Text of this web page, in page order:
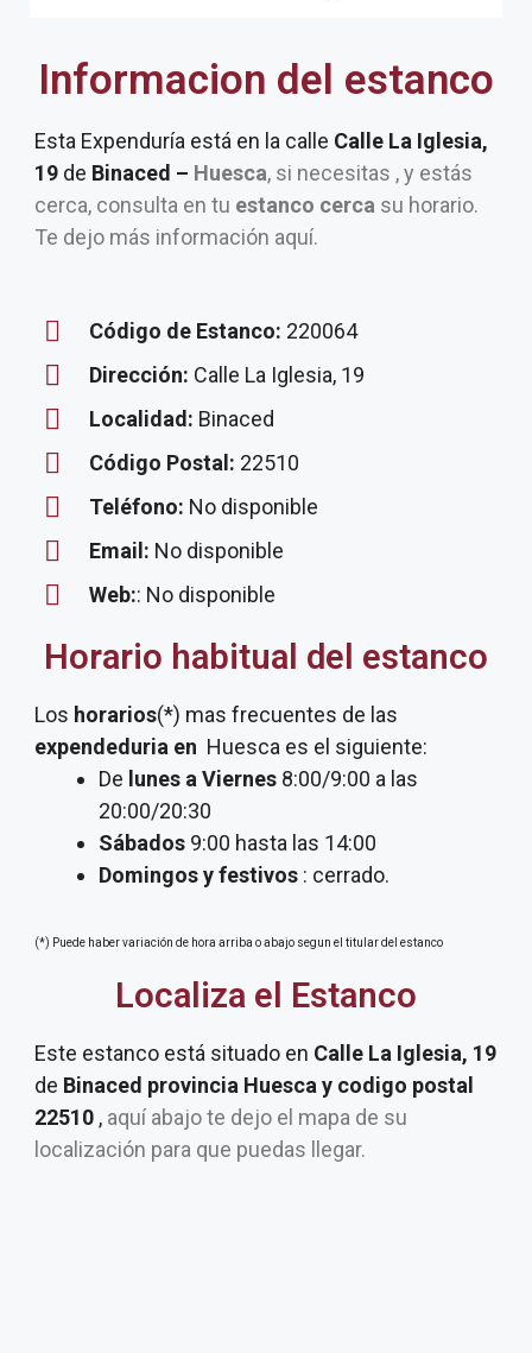
Informacion del estanco
Esta Expenduría está en la calle Calle La Iglesia,
19 de Binaced – Huesca, si necesitas , y estás
cerca, consulta en tu estanco cerca su horario.
Te dejo más información aquí.
Código de Estanco: 220064
Dirección: Calle La Iglesia, 19
Localidad: Binaced
Código Postal: 22510
Teléfono: No disponible
Email: No disponible
Web:: No disponible
Horario habitual del estanco
Los horarios(*) mas frecuentes de las
expendeduria en Huesca es el siguiente:
De lunes a Viernes 8:00/9:00 a las
20:00/20:30
Sábados 9:00 hasta las 14:00
Domingos y festivos : cerrado.
(*) Puede haber variación de hora arriba o abajo segun el titular del estanco
Localiza el Estanco
Este estanco está situado en Calle La Iglesia, 19
de Binaced provincia Huesca y codigo postal
22510 , aquí abajo te dejo el mapa de su
localización para que puedas llegar.